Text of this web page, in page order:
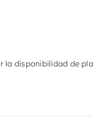
la disponibilidad de